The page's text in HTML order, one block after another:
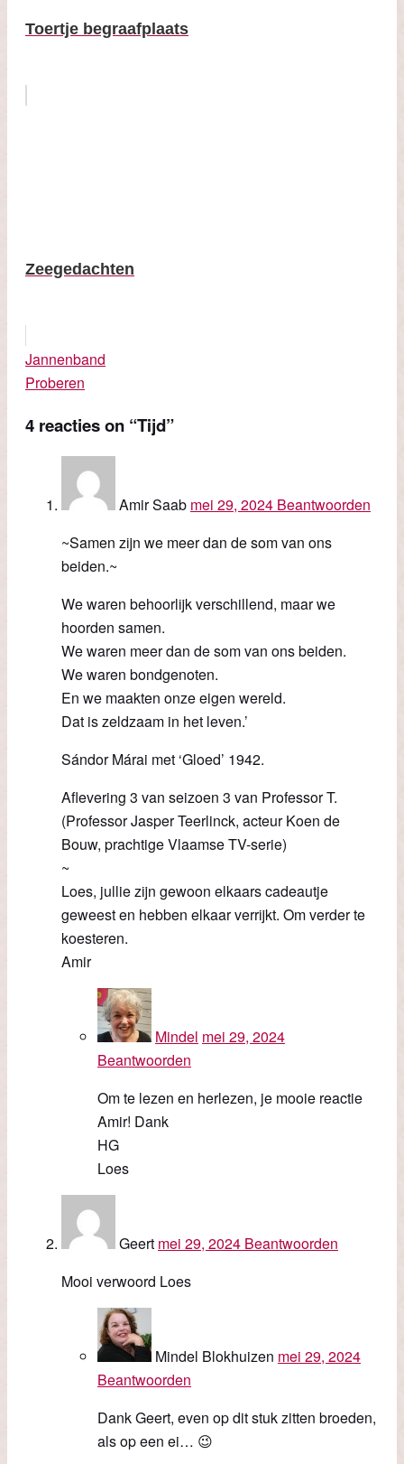
Toertje begraafplaats
Zeegedachten
Jannenband
Proberen
4 reactieson “Tijd”
Amir Saab mei 29, 2024 Beantwoorden
~Samen zijn we meer dan de som van ons
beiden.~
We waren behoorlijk verschillend, maar we
hoorden samen.
We waren meer dan de som van ons beiden.
We waren bondgenoten.
En we maakten onze eigen wereld.
Dat is zeldzaam in het leven.’
Sándor Márai met ‘Gloed’ 1942.
Aflevering 3 van seizoen 3 van Professor T.
(Professor Jasper Teerlinck, acteur Koen de
Bouw, prachtige Vlaamse TV-serie)
~
Loes, jullie zijn gewoon elkaars cadeautje
geweest en hebben elkaar verrijkt. Om verder te
koesteren.
Amir
Mindel mei 29, 2024
Beantwoorden
Om te lezen en herlezen, je mooie reactie
Amir! Dank
HG
Loes
Geert mei 29, 2024 Beantwoorden
Mooi verwoord Loes
Mindel Blokhuizen mei 29, 2024
Beantwoorden
Dank Geert, even op dit stuk zitten broeden,
als op een ei… 😉